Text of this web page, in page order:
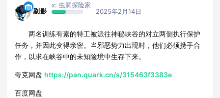
剧影
x: 虫洞探险家
2025年2月14日
两名训练有素的特工被派往神秘峡谷的对立两侧执行保护
任务，并因此变得亲密。当邪恶势力出现时，他们必须携手合
作，以求在峡谷中的未知险境中生存下来。
夸克网盘 https://pan.quark.cn/s/315463f3383e
百度网盘